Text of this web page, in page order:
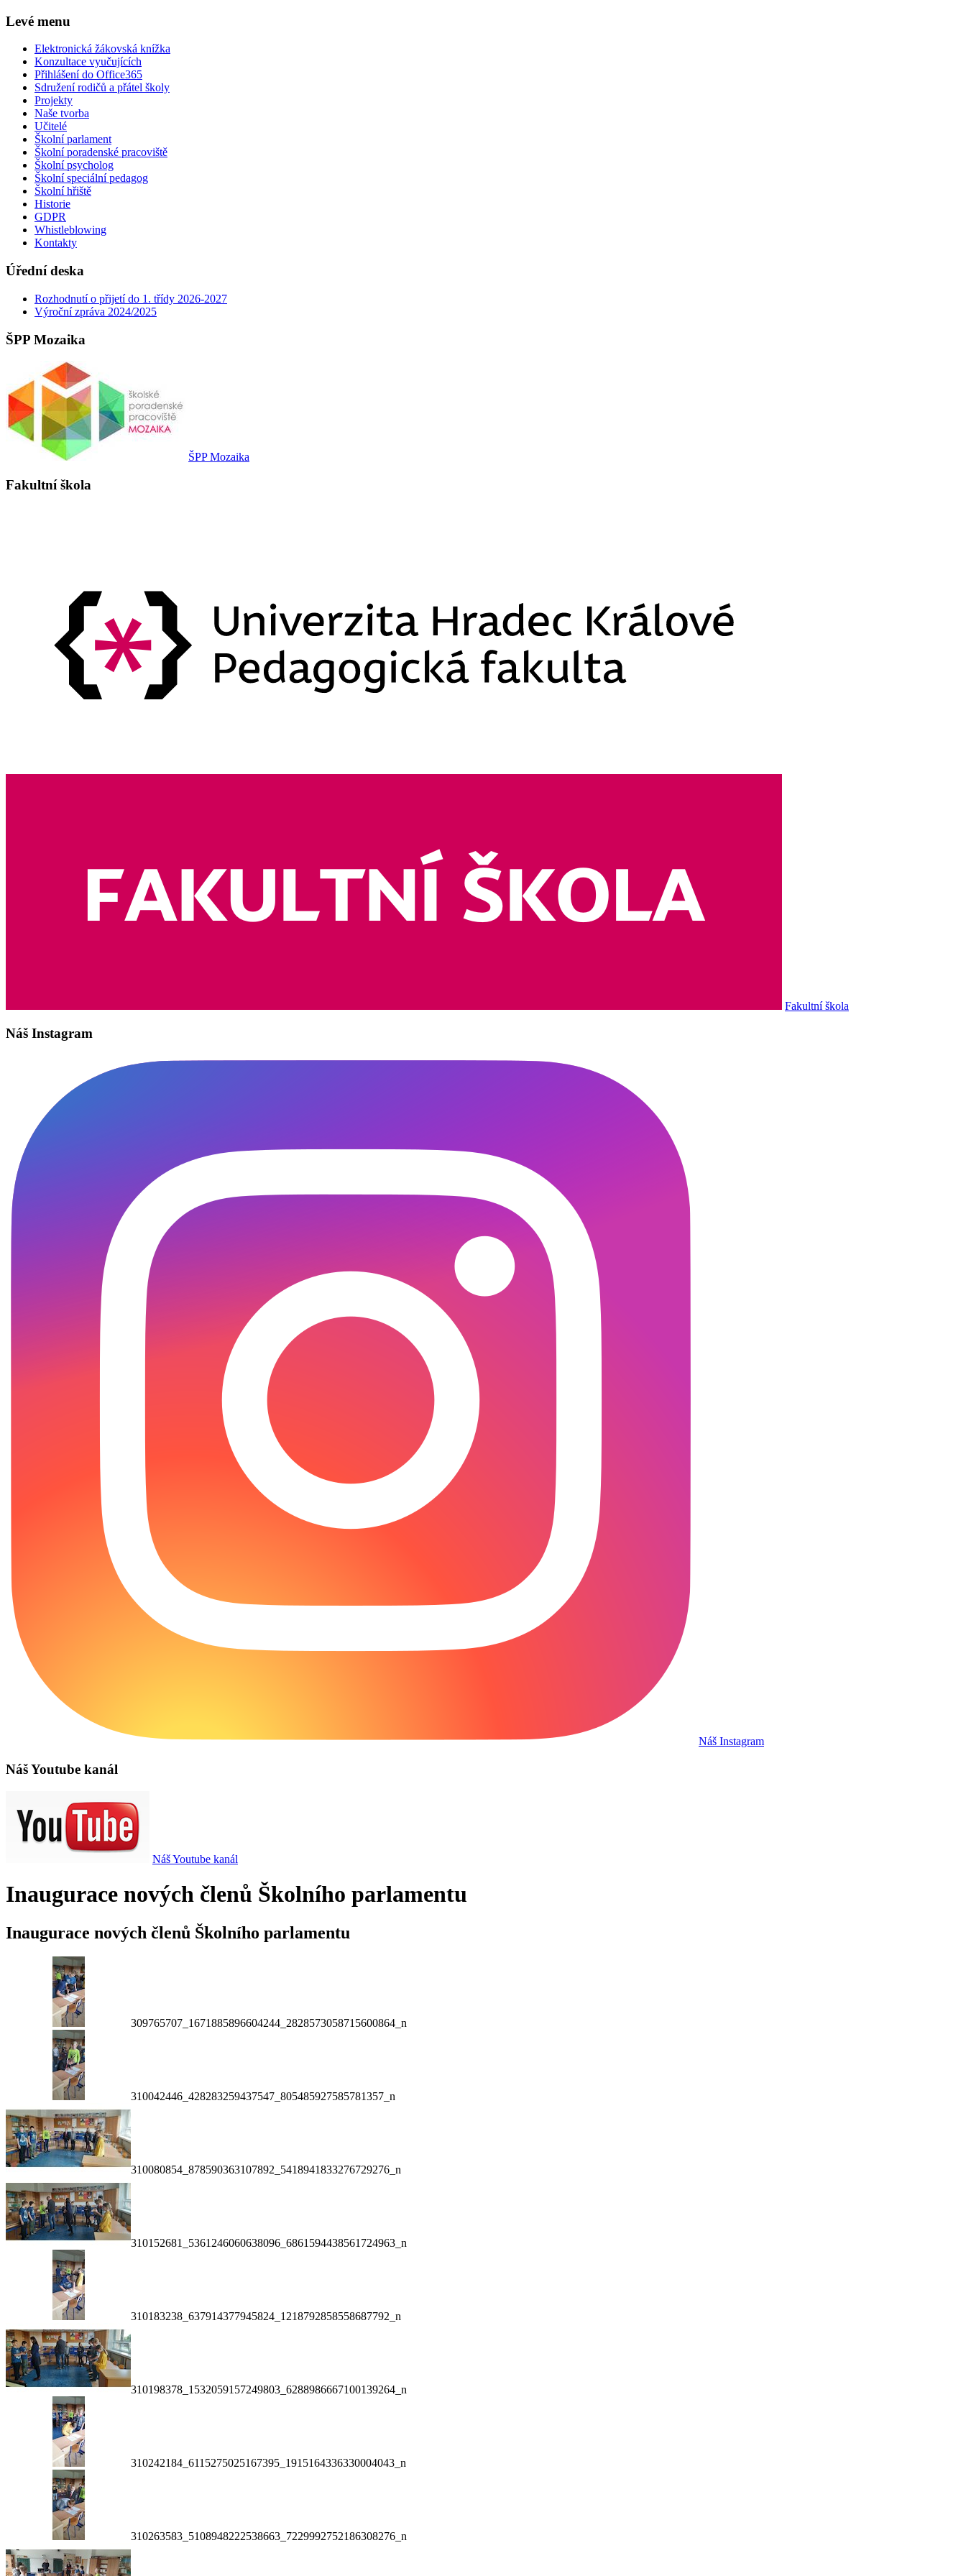
Levé menu
Elektronická žákovská knížka
Konzultace vyučujících
Přihlášení do Office365
Sdružení rodičů a přátel školy
Projekty
Naše tvorba
Učitelé
Školní parlament
Školní poradenské pracoviště
Školní psycholog
Školní speciální pedagog
Školní hřiště
Historie
GDPR
Whistleblowing
Kontakty
Úřední deska
Rozhodnutí o přijetí do 1. třídy 2026-2027
Výroční zpráva 2024/2025
ŠPP Mozaika
ŠPP Mozaika
Fakultní škola
Fakultní škola
Náš Instagram
Náš Instagram
Náš Youtube kanál
Náš Youtube kanál
Inaugurace nových členů Školního parlamentu
Inaugurace nových členů Školního parlamentu
309765707_1671885896604244_2828573058715600864_n
310042446_428283259437547_805485927585781357_n
310080854_878590363107892_5418941833276729276_n
310152681_5361246060638096_6861594438561724963_n
310183238_637914377945824_1218792858558687792_n
310198378_1532059157249803_6288986667100139264_n
310242184_6115275025167395_1915164336330004043_n
310263583_5108948222538663_7229992752186308276_n